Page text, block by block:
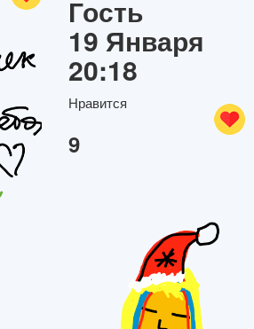
Гость
19 Января
20:18
Нравится
9